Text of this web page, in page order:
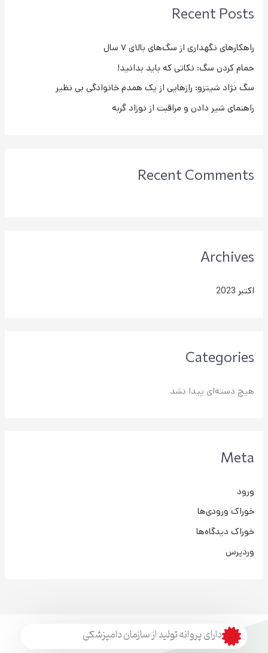
و
ر
ا
ی
:
Recent Posts
راهکارهای نگهداری از سگ‌های بالای ۷ سال
حمام کردن سگ: نکاتی که باید بدانید!
سگ نژاد شیتزو: رازهایی از یک همدم خانوادگی بی نظیر
راهنمای شیر دادن و مراقبت از نوزاد گربه
Recent Comments
Archives
اکتبر 2023
Categories
هیچ دسته‌ای پیدا نشد
Meta
ورود
خوراک ورودی‌ها
خوراک دیدگاه‌ها
وردپرس
دارای پروانه تولید از سازمان دامپزشکی